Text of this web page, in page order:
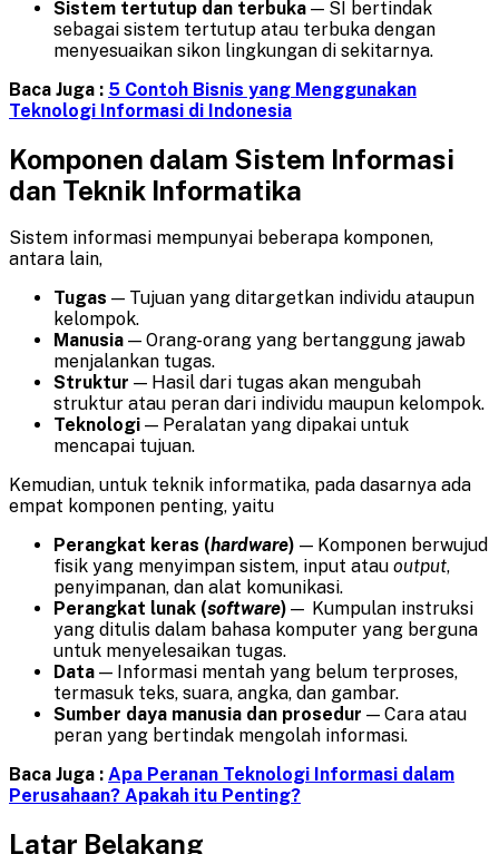
Sistem tertutup dan terbuka — SI bertindak
sebagai sistem tertutup atau terbuka dengan
menyesuaikan sikon lingkungan di sekitarnya.
Baca Juga : 5 Contoh Bisnis yang Menggunakan
Teknologi Informasi di Indonesia
Komponen dalam Sistem Informasi
dan Teknik Informatika
Sistem informasi mempunyai beberapa komponen,
antara lain,
Tugas — Tujuan yang ditargetkan individu ataupun
kelompok.
Manusia — Orang-orang yang bertanggung jawab
menjalankan tugas.
Struktur — Hasil dari tugas akan mengubah
struktur atau peran dari individu maupun kelompok.
Teknologi — Peralatan yang dipakai untuk
mencapai tujuan.
Kemudian, untuk teknik informatika, pada dasarnya ada
empat komponen penting, yaitu
Perangkat keras (hardware) — Komponen berwujud
fisik yang menyimpan sistem, input atau output,
penyimpanan, dan alat komunikasi.
Perangkat lunak (software) — Kumpulan instruksi
yang ditulis dalam bahasa komputer yang berguna
untuk menyelesaikan tugas.
Data — Informasi mentah yang belum terproses,
termasuk teks, suara, angka, dan gambar.
Sumber daya manusia dan prosedur — Cara atau
peran yang bertindak mengolah informasi.
Baca Juga : Apa Peranan Teknologi Informasi dalam
Perusahaan? Apakah itu Penting?
Latar Belakang